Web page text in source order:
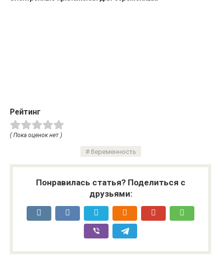
Рейтинг
( Пока оценок нет )
беременность
Понравилась статья? Поделиться с
друзьями: